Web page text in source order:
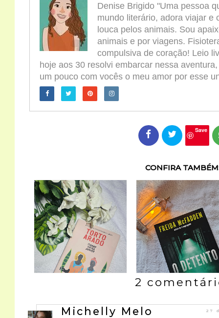
Denise Brigido "Uma pessoa
mundo literário, adora viajar e
louca pelos animais. Sou
animais e por viagens.
compulsiva de coração! Leio
hoje aos 30 resolvi embarcar nessa
um pouco com vocês o meu amor por esse
Save
CONFIRA
2
Michelly Melo 27